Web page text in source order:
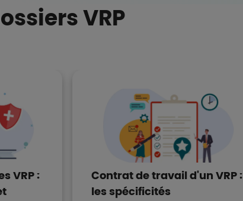
VRP
VRP :
Contrat de travail d'un VRP :
les spécificités